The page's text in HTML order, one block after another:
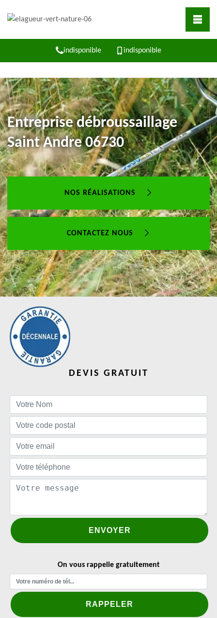
indisponible indisponible
Entreprise débroussaillage
Saint Andre 06730
NOS RÉALISATIONS
CONTACTEZ NOUS
DEVIS GRATUIT
On vous rappelle gratuitement